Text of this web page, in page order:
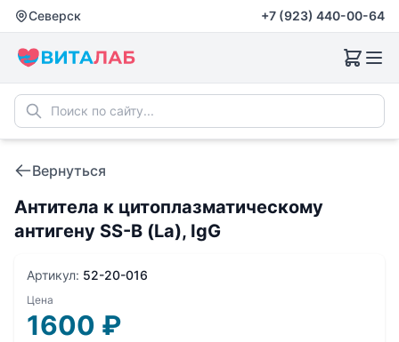
Северск +7 (923) 440-00-64
Вернуться
Антитела к цитоплазматическому
антигену SS-B (La), IgG
Артикул: 52-20-016
Цена
1600 ₽